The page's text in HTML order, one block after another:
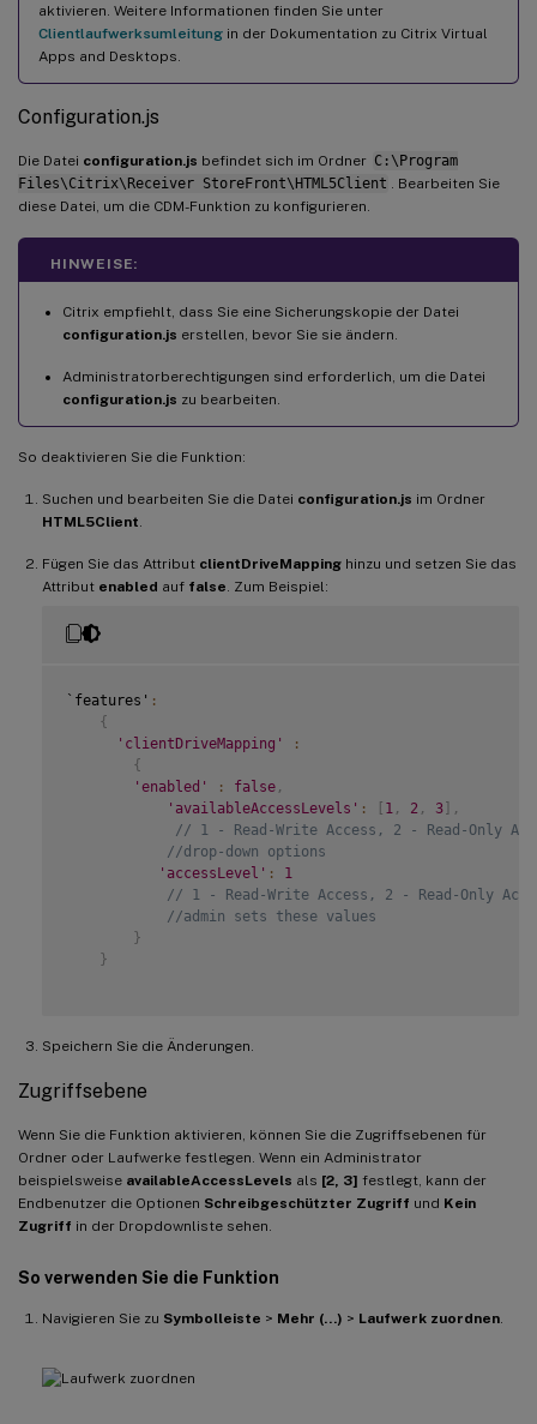
aktivieren. Weitere Informationen finden Sie unter
Clientlaufwerksumleitung in der Dokumentation zu Citrix Virtual
Apps and Desktops.
Configuration.js
Die Datei configuration.js befindet sich im Ordner C:\Program
Files\Citrix\Receiver StoreFront\HTML5Client
. Bearbeiten Sie
diese Datei, um die CDM-Funktion zu konfigurieren.
HINWEISE:
Citrix empfiehlt, dass Sie eine Sicherungskopie der Datei
configuration.js erstellen, bevor Sie sie ändern.
Administratorberechtigungen sind erforderlich, um die Datei
configuration.js zu bearbeiten.
So deaktivieren Sie die Funktion:
Suchen und bearbeiten Sie die Datei configuration.js im Ordner
HTML5Client
Fügen Sie das Attribut clientDriveMapping hinzu und setzen Sie das
Attribut enabled auf false . Zum Beispiel:
`features' :
{
'clientDriveMapping'
:
{
'enabled'
: false ,
'availableAccessLevels' : [ 1 , 2 , 3] ,
// 1 - Read-Write Access, 2 - Read-Only
//drop-down options
'accessLevel' :
1
// 1 - Read-Write Access, 2 - Read-Only
//admin sets these values
}
}
Speichern Sie die Änderungen.
Zugriffsebene
Wenn Sie die Funktion aktivieren, können Sie die Zugriffsebenen für
Ordner oder Laufwerke festlegen. Wenn ein Administrator
beispielsweise availableAccessLevels als [2, 3] festlegt, kann der
Endbenutzer die Optionen Schreibgeschützter Zugriff und Kein
Zugriff in der Dropdownliste sehen.
So verwenden Sie die Funktion
Navigieren Sie zu Symbolleiste > Mehr (…) > Laufwerk zuordnen